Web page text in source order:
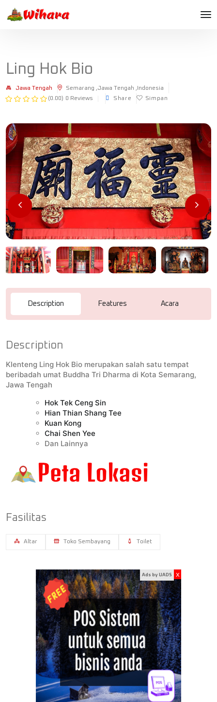
Ling Hok Bio
Jawa Tengah
Semarang ,Jawa Tengah ,Indonesia
(0.00) 0 Reviews Share Simpan
Description Features Acara
Description
Klenteng Ling Hok Bio merupakan salah satu tempat
beribadah umat Buddha Tri Dharma di Kota Semarang,
Jawa Tengah
Hok Tek Ceng Sin
Hian Thian Shang Tee
Kuan Kong
Chai Shen Yee
Dan Lainnya
Fasilitas
Altar Toko Sembayang Toilet
Ads by UADS x